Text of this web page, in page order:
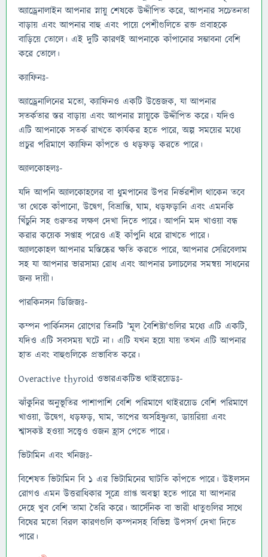
অ্যাড্রেনালাইন আপনার স্নায়ু শেষকে উদ্দীপিত করে, আপনার সচেতনতা
বাড়ায় এবং আপনার বাহু এবং পায়ে পেশীগুলিতে রক্ত ​​প্রবাহকে
বাড়িয়ে তোলে। এই দুটি কারণই আপনাকে কাঁপানোর সম্ভাবনা বেশি
করে তোলে।
ক্যাফিনঃ-
অ্যাড্রেনালিনের মতো, ক্যাফিনও একটি উত্তেজক, যা আপনার
সতর্কতার স্তর বাড়ায় এবং আপনার স্নায়ুকে উদ্দীপিত করে। যদিও
এটি আপনাকে সতর্ক রাখতে কার্যকর হতে পারে, অল্প সময়ের মধ্যে
প্রচুর পরিমাণে ক্যাফিন কাঁপতে ও ধড়ফড় করতে পারে।
অ্যালকোহলঃ-
যদি আপনি অ্যালকোহলের বা ধুমপানের উপর নির্ভরশীল থাকেন তবে
তা থেকে কাঁপানো, উদ্বেগ, বিভ্রান্তি, ঘাম, ধড়ফড়ানি এবং এমনকি
খিঁচুনি সহ গুরুতর লক্ষণ দেখা দিতে পারে। আপনি মদ খাওয়া বন্ধ
করার কয়েক সপ্তাহ পরেও এই কাঁপুনি ধরে রাখতে পারে।
অ্যালকোহল আপনার মস্তিষ্কের ক্ষতি করতে পারে, আপনার সেরিবেলাম
সহ যা আপনার ভারসাম্য রোধ এবং আপনার চলাচলের সমন্বয় সাধনের
জন্য দায়ী।
পারকিনসন ডিজিজঃ-
কম্পন পার্কিনসন রোগের তিনটি 'মূল বৈশিষ্ট্য'গুলির মধ্যে এটি একটি,
যদিও এটি সবসময় ঘটে না। এটি যখন হয়ে যায় তখন এটি আপনার
হাত এবং বাহুগুলিকে প্রভাবিত করে।
Overactive thyroid ওভারএকটিভ থাইরয়েডঃ-
ঝাঁকুনির অনুভূতির পাশাপাশি বেশি পরিমাণে থাইরয়েড বেশি পরিমাণে
খাওয়া, উদ্বেগ, ধড়ফড়, ঘাম, তাপের অসহিষ্ণুতা, ডায়রিয়া এবং
শ্বাসকষ্ট হওয়া সত্ত্বেও ওজন হ্রাস পেতে পারে।
ভিটামিন এবং খনিজঃ-
বিশেষত ভিটামিন বি 1 এর ভিটামিনের ঘাটতি কাঁপতে পারে। উইলসন
রোগও এমন উত্তরাধিকার সূত্রে প্রাপ্ত অবস্থা হতে পারে যা আপনার
দেহে খুব বেশি তামা তৈরি করে। আর্সেনিক বা ভারী ধাতুগুলির সাথে
বিষের মতো বিরল কারণগুলি কম্পনসহ বিভিন্ন উপসর্গ দেখা দিতে
পারে।